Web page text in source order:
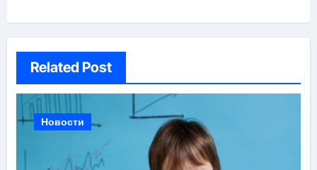
Related Post
Новости